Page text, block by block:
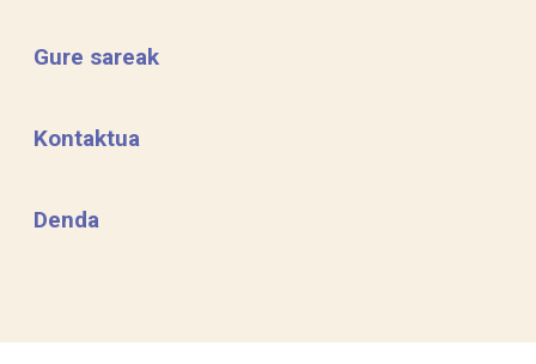
Gure sareak
Kontaktua
Denda